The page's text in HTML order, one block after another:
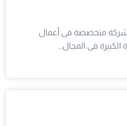
شركة متخصصة فى أعمال
الكبيرة فى المجال…